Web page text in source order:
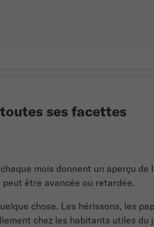
ses facettes
mois donnent un aperçu
être avancée ou retardée.
chose. Les hérissons, les
chez les habitants utiles du